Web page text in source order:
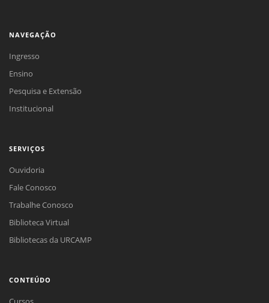
NAVEGAÇÃO
Ingresso
Ensino
Pesquisa e Extensão
Institucional
SERVIÇOS
Ouvidoria
Fale Conosco
Trabalhe Conosco
Biblioteca Virtual
Bibliotecas da URCAMP
CONTEÚDO